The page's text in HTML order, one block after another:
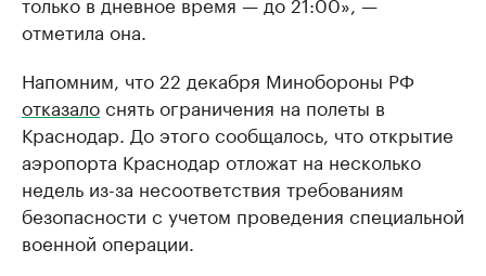
отметила она.
Напомним, что 22 декабря Минобороны РФ
отказалоснять ограничения на полеты в
Краснодар. До этого сообщалось, что открытие
аэропорта Краснодар отложат на несколько
недель из-за несоответствия требованиям
безопасности с учетом проведения специальной
военной операции.